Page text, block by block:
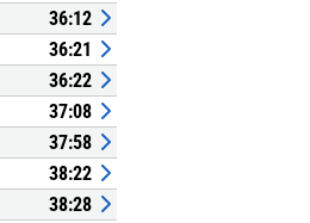
36:12
36:21
36:22
37:08
37:58
38:22
38:28